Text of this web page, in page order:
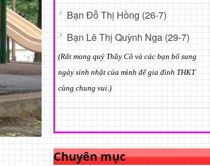
Bạn Đỗ Thị Hồng (26-7)
Bạn Lê Thị Quỳnh Nga (29-7)
(Rất mong quý Thầy Cô và các bạn bổ sung
ngày sinh nhật của mình để gia đình THKT
cùng chung vui.)
Chuyên mục